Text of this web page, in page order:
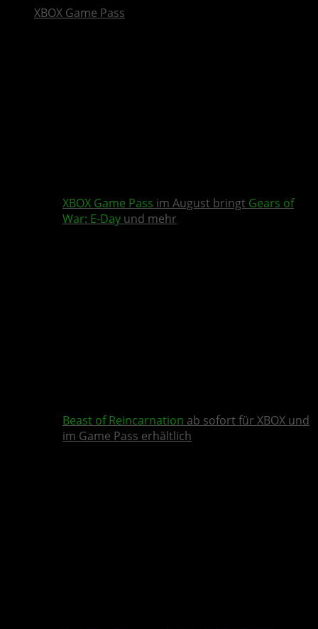
XBOX Game Pass
XBOX Game Pass im August bringt Gears of
War: E-Day und mehr
Beast of Reincarnation ab sofort für XBOX und
im Game Pass erhältlich